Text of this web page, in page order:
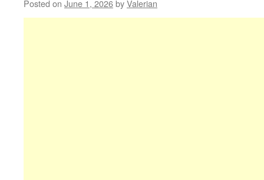
Posted on June 1, 2026byValerian